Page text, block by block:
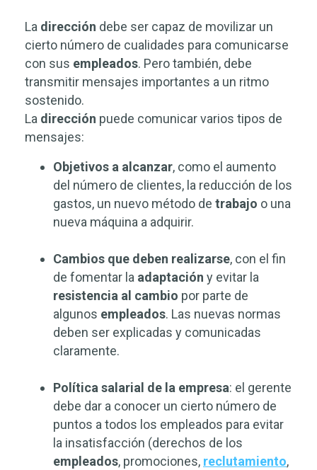
La dirección debe ser capaz de movilizar un
cierto número de cualidades para comunicarse
con sus empleados. Pero también, debe
transmitir mensajes importantes a un ritmo
sostenido.
La dirección puede comunicar varios tipos de
mensajes:
Objetivos a alcanzar, como el aumento
del número de clientes, la reducción de los
gastos, un nuevo método de trabajo o una
nueva máquina a adquirir.
Cambios que deben realizarse, con el fin
de fomentar la adaptación y evitar la
resistencia al cambio por parte de
algunos empleados. Las nuevas normas
deben ser explicadas y comunicadas
claramente.
Política salarial de la empresa: el gerente
debe dar a conocer un cierto número de
puntos a todos los empleados para evitar
la insatisfacción (derechos de los
empleados, promociones, reclutamiento,